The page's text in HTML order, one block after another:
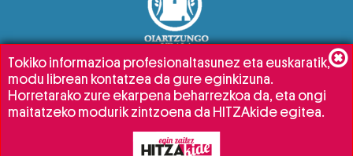
Tokiko informazioa profesionaltasunez eta euskaratik,
modu librean kontatzea da gure eginkizuna.
Horretarako zure ekarpena beharrezkoa da, eta ongi
maitatzeko modurik zintzoena da HITZAkide egitea.